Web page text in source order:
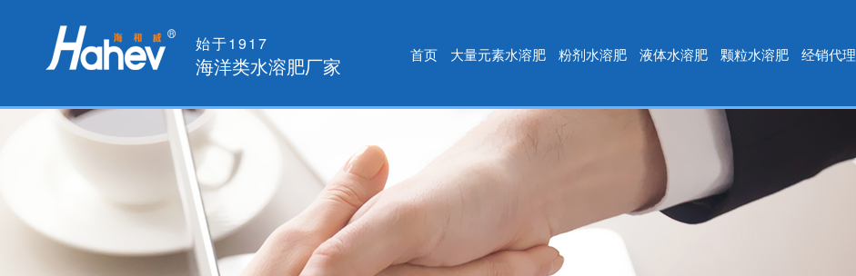
始于1917
海洋类水溶肥厂家 首页 大量元素水溶肥 粉剂水溶肥 液体水溶肥 颗粒水溶肥 经销代理